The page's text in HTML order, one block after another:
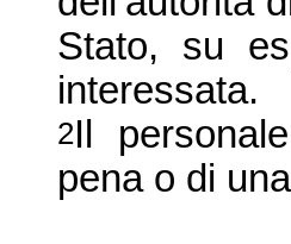
Stato, su
interessata.
2Il
pena o di